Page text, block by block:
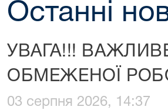
Останні
УВАГА!!!
ОБМЕЖЕНОЇ
03 серпня 2026, 14:37